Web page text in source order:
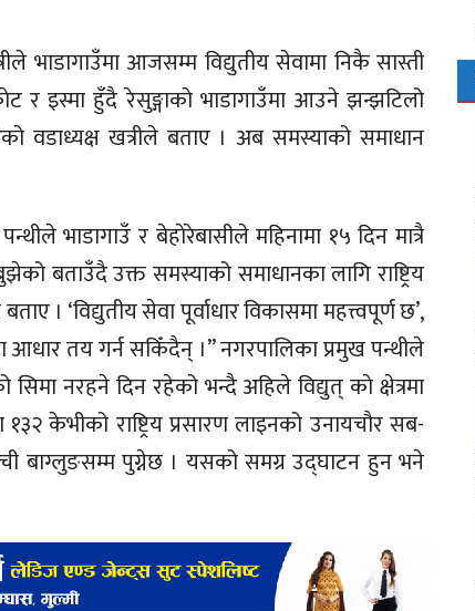
भाडागाउँमा आजसम्म विद्युतीय सेवामा निकै सास्ती
र इस्मा हुँदै रेसुङ्गाकाे भाडागाउँमा आउने झन्झटिलो
वडाध्यक्ष खत्रीले बताए । अब समस्याको समाधान
भाडागाउँ र बेहाेरेबासीले महिनामा १५ दिन मात्रै
बताउँदै उक्त समस्याको समाधानका लागि राष्ट्रिय
। ‘विद्युतीय सेवा पूर्वाधार विकासमा महत्त्वपूर्ण छ’,
आधार तय गर्न सकिँदैन् ।” नगरपालिका प्रमुख पन्थीले
नरहने दिन रहेको भन्दै अहिले विद्युत् काे क्षेत्रमा
केभीको राष्ट्रिय प्रसारण लाइनको उनायचाैर सब-
बाग्लुङसम्म पुग्नेछ । यसको समग्र उद्घाटन हुन भने